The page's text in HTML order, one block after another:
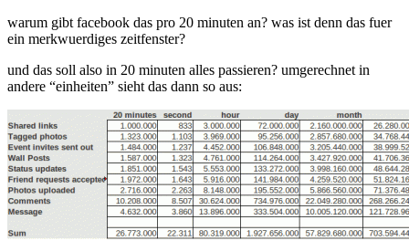
warum gibt facebook das pro 20 minuten an? was ist denn das fuer
ein merkwuerdiges zeitfenster?
und das soll also in 20 minuten alles passieren? umgerechnet in
andere “einheiten” sieht das dann so aus: